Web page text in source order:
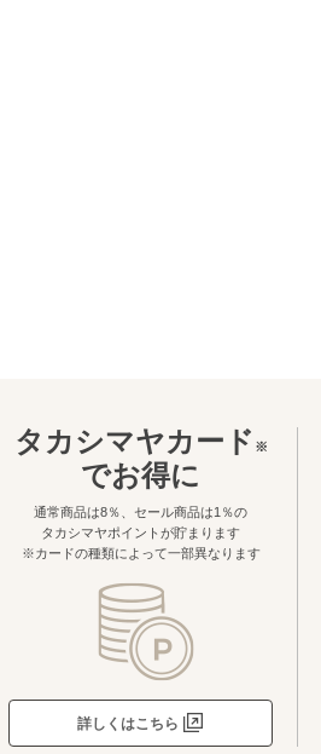
タカシマヤカード ※
でお得に
通常商品は8％、セール商品は1％の
タカシマヤポイントが貯まります
※カードの種類によって一部異なります
詳しくはこちら